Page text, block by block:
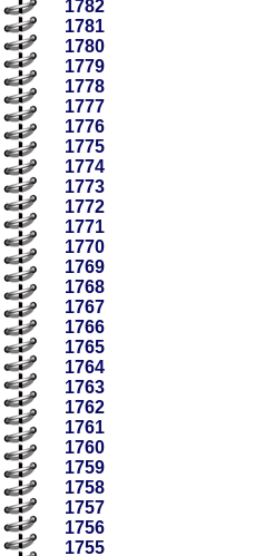
1782
1781
1780
1779
1778
1777
1776
1775
1774
1773
1772
1771
1770
1769
1768
1767
1766
1765
1764
1763
1762
1761
1760
1759
1758
1757
1756
1755